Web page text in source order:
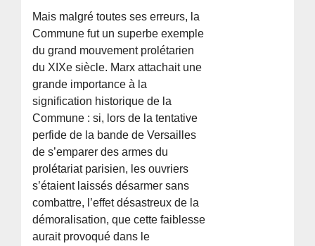
Mais malgré toutes ses erreurs, la
Commune fut un superbe exemple
du grand mouvement prolétarien
du XIXe siècle. Marx attachait une
grande importance à la
signification historique de la
Commune : si, lors de la tentative
perfide de la bande de Versailles
de s’emparer des armes du
prolétariat parisien, les ouvriers
s’étaient laissés désarmer sans
combattre, l’effet désastreux de la
démoralisation, que cette faiblesse
aurait provoqué dans le